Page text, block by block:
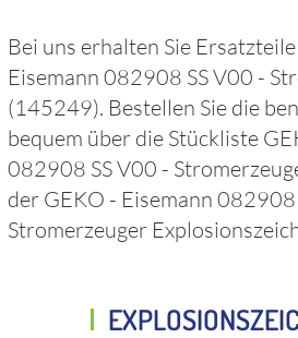
Bei uns erhalten Sie
Eisemann 082908 SS V00 -
(145249). Bestellen Sie die
bequem über die Stückliste
082908 SS V00 -
der GEKO - Eisemann 082908
Stromerzeuger